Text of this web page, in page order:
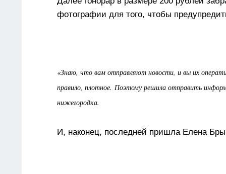
фотографии для того, чтобы
«Знаю, что вам отправляют новости, и вы их
правило, плотное. Поэтому решила отправить
нижегородка.
И, наконец, последней пришла Елена